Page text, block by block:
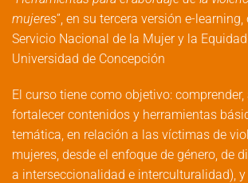
mujeres”, en su tercera versión e-
Servicio Nacional de la Mujer y la
Universidad de Concepción
El curso tiene como objetivo:
fortalecer contenidos y herramientas
temática, en relación a las víctimas de
mujeres, desde el enfoque de género, de
a interseccionalidad e interculturalidad), y